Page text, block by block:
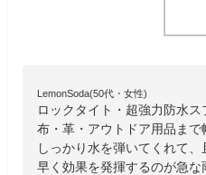
LemonSoda(50代・女性)
ロックタイト・超強力防水ス
布・革・アウトドア用品ま
しっかり水を弾いてくれて
早く効果を発揮するのが急